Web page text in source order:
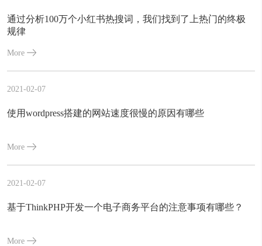
通过分析100万个小红书热搜词，我们找到了上热门的终极
规律
More
2021-02-07
使用wordpress搭建的网站速度很慢的原因有哪些
More
2021-02-07
基于ThinkPHP开发一个电子商务平台的注意事项有哪些？
More